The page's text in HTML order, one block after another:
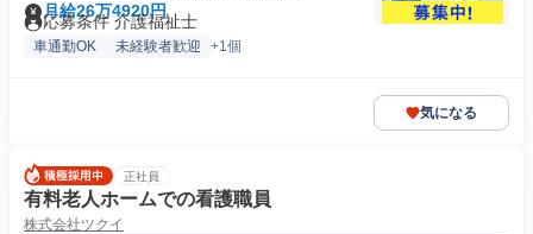
月給26万4920円
応募条件 介護福祉士
車通勤OK 未経験者歓迎 +1個
気になる
正社員
有料老人ホームでの看護職員
株式会社ツクイ